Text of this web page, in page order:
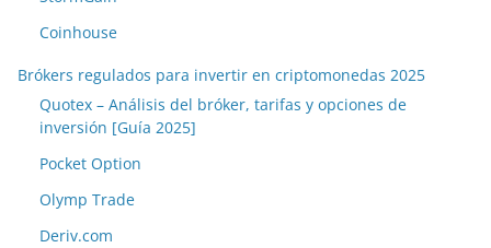
Coinhouse
Brókers regulados para invertir en criptomonedas 2025
Quotex – Análisis del bróker, tarifas y opciones de
inversión [Guía 2025]
Pocket Option
Olymp Trade
Deriv.com